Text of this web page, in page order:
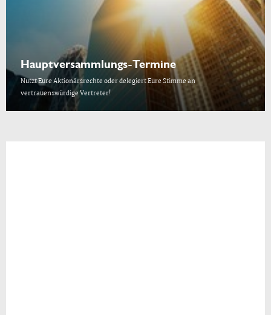
Hauptversammlungs-Termine
Nutzt Eure Aktionärsrechte oder delegiert Eure Stimme an
vertrauenswürdige Vertreter!